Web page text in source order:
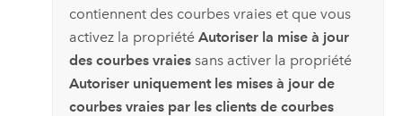
contiennent des courbes vraies et que vous
activez la propriété Autoriser la mise à jour
des courbes vraiessans activer la propriété
Autoriser uniquement les mises à jour de
courbes vraies par les clients de courbes